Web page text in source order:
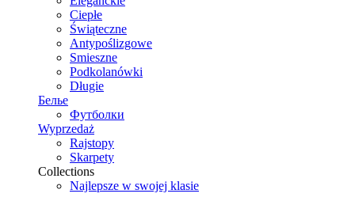
Ciepłe
Świąteczne
Antypoślizgowe
Smieszne
Podkolanówki
Długie
Белье
Футболки
Wyprzedaż
Rajstopy
Skarpety
Collections
Najlepsze w swojej klasie